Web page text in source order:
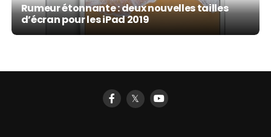
Rumeur étonnante : deux nouvelles tailles
d’écran pour les iPad 2019
𝕏